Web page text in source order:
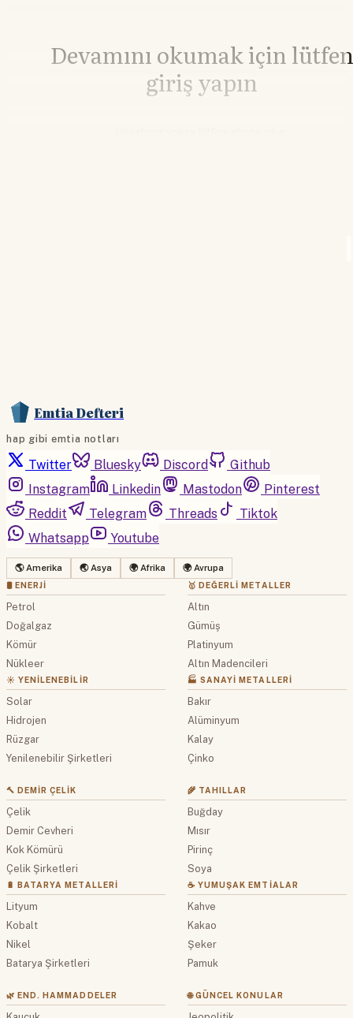
Devamını okumak için lütfen
giriş yapın
Emtia Defteri
hap gibi emtia notları
Twitter Bluesky Discord
Github
Instagram
Linkedin Mastodon
Pinterest
Reddit
Telegram Threads
Tiktok
Whatsapp
Youtube
🌎 Amerika 🌏 Asya 🌍 Afrika 🌍 Avrupa
🛢 ENERJI
Petrol
Doğalgaz
Kömür
Nükleer
☀️ YENILENEBILIR
Solar
Hidrojen
Rüzgar
Yenilenebilir Şirketleri
🥇 DEĞERLI METALLER
Altın
Gümüş
Platinyum
Altın Madencileri
🏭 SANAYI METALLERI
Bakır
Alüminyum
Kalay
Çinko
🔨 DEMIR ÇELIK
Çelik
Demir Cevheri
Kok Kömürü
Çelik Şirketleri
🔋 BATARYA METALLERI
Lityum
Kobalt
Nikel
Batarya Şirketleri
🌾 TAHILLAR
Buğday
Mısır
Pirinç
Soya
☕ YUMUŞAK EMTIALAR
Kahve
Kakao
Şeker
Pamuk
🌿 END. HAMMADDELER 🌐 GÜNCEL KONULAR